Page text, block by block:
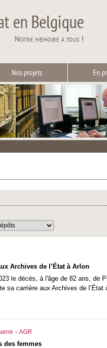
en Belgique
Notre mémoire à tous !
Nos projets En
Archives de l’État à Arlon
le décès, à l'âge de 82 ans, de
carrière aux Archives de l’État
- AGR
des femmes